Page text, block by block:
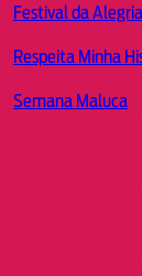
Festival da Alegria
Respeita Minha
Semana Maluca